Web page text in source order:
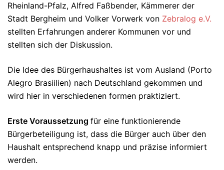
Rheinland-Pfalz, Alfred Faßbender, Kämmerer der
Stadt Bergheim und Volker Vorwerk von Zebralog e.V.
stellten Erfahrungen anderer Kommunen vor und
stellten sich der Diskussion.
Die Idee des Bürgerhaushaltes ist vom Ausland (Porto
Alegro Brasiilien) nach Deutschland gekommen und
wird hier in verschiedenen formen praktiziert.
Erste Voraussetzung für eine funktionierende
Bürgerbeteiligung ist, dass die Bürger auch über den
Haushalt entsprechend knapp und präzise informiert
werden.